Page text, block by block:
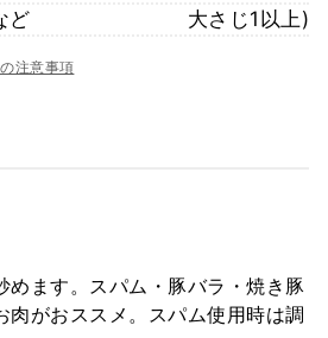
ど
大さじ1以上)
注意事項
めます。スパム・豚バラ・焼き豚
肉がおススメ。スパム使用時は調